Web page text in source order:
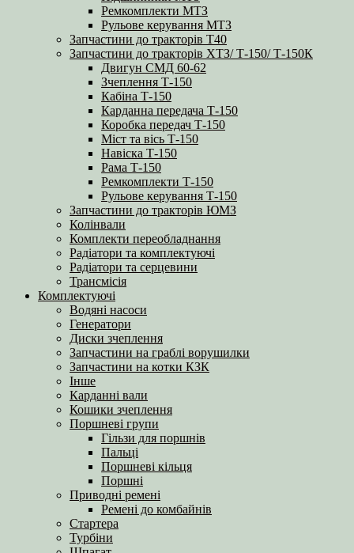
Ремкомплекти МТЗ
Рульове керування МТЗ
Запчастини до тракторів Т40
Запчастини до тракторів ХТЗ/ Т-150/ Т-150К
Двигун СМД 60-62
Зчеплення Т-150
Кабіна Т-150
Карданна передача Т-150
Коробка передач Т-150
Міст та вісь Т-150
Навіска Т-150
Рама Т-150
Ремкомплекти Т-150
Рульове керування Т-150
Запчастини до тракторів ЮМЗ
Колінвали
Комплекти переобладнання
Радіатори та комплектуючі
Радіатори та серцевини
Трансмісія
Комплектуючі
Водяні насоси
Генератори
Диски зчеплення
Запчастини на граблі ворушилки
Запчастини на котки КЗК
Інше
Карданні вали
Кошики зчеплення
Поршневі групи
Гільзи для поршнів
Пальці
Поршневі кільця
Поршні
Приводні ремені
Ремені до комбайнів
Стартера
Турбіни